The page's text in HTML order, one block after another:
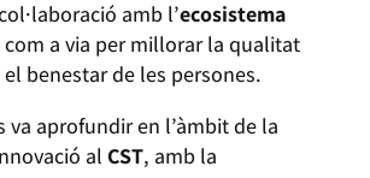
amb l’ecosistema
com a via per millorar la qualitat
benestar de les persones.
va aprofundir en l’àmbit de la
al CST, amb la